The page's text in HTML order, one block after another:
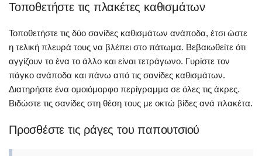
Τοποθετήστε τις πλακέτες καθισμάτων
Τοποθετήστε τις δύο σανίδες καθισμάτων ανάποδα, έτσι ώστε
η τελική πλευρά τους να βλέπει στο πάτωμα. Βεβαιωθείτε ότι
αγγίζουν το ένα το άλλο και είναι τετράγωνο. Γυρίστε τον
πάγκο ανάποδα και πάνω από τις σανίδες καθισμάτων.
Διατηρήστε ένα ομοιόμορφο περίγραμμα σε όλες τις άκρες.
Βιδώστε τις σανίδες στη θέση τους με οκτώ βίδες ανά πλακέτα.
Προσθέστε τις ράγες του παπουτσιού